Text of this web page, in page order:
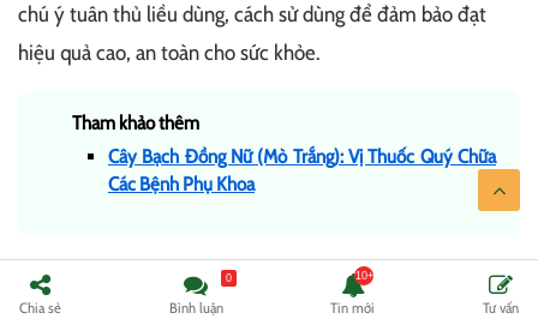
chú ý tuân thủ liều dùng, cách sử dùng để đảm bảo đạt
hiệu quả cao, an toàn cho sức khỏe.
Tham khảo thêm
Cây Bạch Đồng Nữ (Mò Trắng): Vị Thuốc Quý Chữa
Các Bệnh Phụ Khoa
Cập nhật lúc 10:58 - 12/09/2023
Chia sẻ Bình luận
0
Tin mới Tư vấn